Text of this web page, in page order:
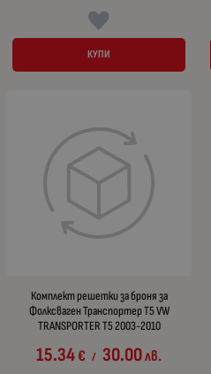
КУПИ
Комплект решетки за броня за
Фолксваген Транспортер Т5 VW
TRANSPORTER T5 2003-2010
15.34€ / 30.00лв.